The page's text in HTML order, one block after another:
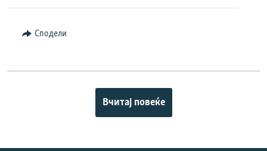
Сподели
Вчитај повеќе